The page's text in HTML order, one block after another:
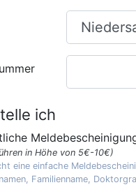
ich
in Höhe von 5€-10€)
eine einfache
Familienname,